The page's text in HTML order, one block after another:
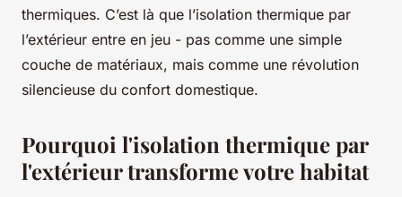
thermiques. C’est là que l’isolation thermique par
l’extérieur entre en jeu - pas comme une simple
couche de matériaux, mais comme une révolution
silencieuse du confort domestique.
Pourquoi l'isolation thermique par
l'extérieur transforme votre habitat